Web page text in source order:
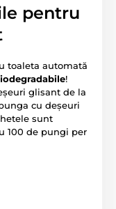
pentru
toaleta automată
!
glisant de la
cu deșeuri
sunt
100 de pungi per